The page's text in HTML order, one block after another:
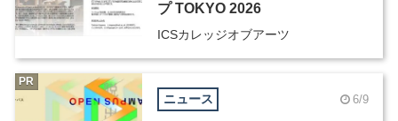
プ TOKYO 2026
ICSカレッジオブアーツ
ニュース 6/9
PR